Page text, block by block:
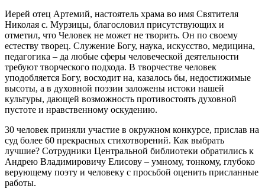
Иерей отец Артемий, настоятель храма во имя Святителя
Николая с. Мурзицы, благословил присутствующих и
отметил, что Человек не может не творить. Он по своему
естеству творец. Служение Богу, наука, искусство, медицина,
педагогика – да любые сферы человеческой деятельности
требуют творческого подхода. В творчестве человек
уподобляется Богу, восходит на, казалось бы, недостижимые
высоты, а в духовной поэзии заложены истоки нашей
культуры, дающей возможность противостоять духовной
пустоте и нравственному оскудению.
30 человек приняли участие в окружном конкурсе, прислав на
суд более 60 прекрасных стихотворений. Как выбрать
лучшие? Сотрудники Центральной библиотеки обратились к
Андрею Владимировичу Елисову – умному, тонкому, глубоко
верующему поэту и человеку с просьбой оценить присланные
работы.